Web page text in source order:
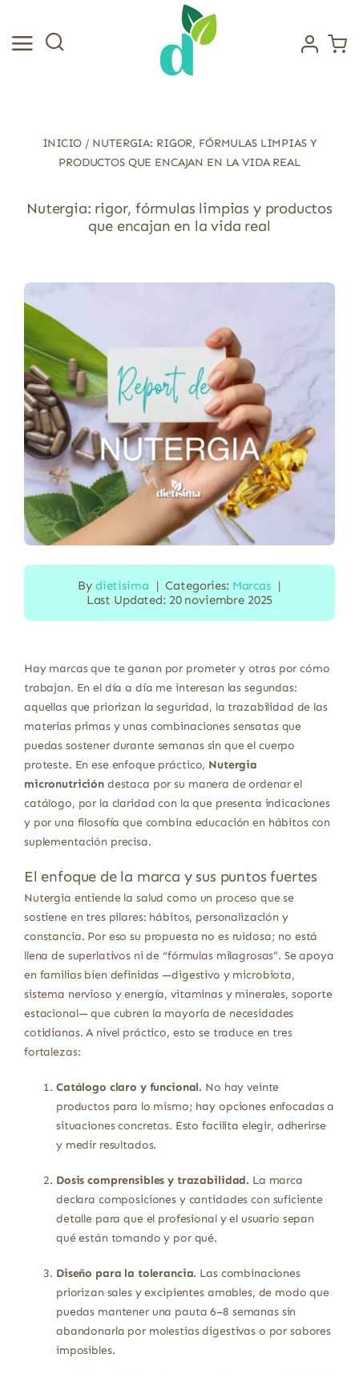
contenido
INICIO/ NUTERGIA: RIGOR, FÓRMULAS LIMPIAS Y
PRODUCTOS QUE ENCAJAN EN LA VIDA REAL
Nutergia: rigor, fórmulas limpias y productos
que encajan en la vida real
By dietisima | Categories: Marcas |
Last Updated: 20 noviembre 2025
Hay marcas que te ganan por prometer y otras por cómo
trabajan. En el día a día me interesan las segundas:
aquellas que priorizan la seguridad, la trazabilidad de las
materias primas y unas combinaciones sensatas que
puedas sostener durante semanas sin que el cuerpo
proteste. En ese enfoque práctico, Nutergia
micronutrición destaca por su manera de ordenar el
catálogo, por la claridad con la que presenta indicaciones
y por una filosofía que combina educación en hábitos con
suplementación precisa.
El enfoque de la marca y sus puntos fuertes
Nutergia entiende la salud como un proceso que se
sostiene en tres pilares: hábitos, personalización y
constancia. Por eso su propuesta no es ruidosa; no está
llena de superlativos ni de “fórmulas milagrosas”. Se apoya
en familias bien definidas —digestivo y microbiota,
sistema nervioso y energía, vitaminas y minerales, soporte
estacional— que cubren la mayoría de necesidades
cotidianas. A nivel práctico, esto se traduce en tres
fortalezas:
Catálogo claro y funcional. No hay veinte
productos para lo mismo; hay opciones enfocadas a
situaciones concretas. Esto facilita elegir, adherirse
y medir resultados.
Dosis comprensibles y trazabilidad. La marca
declara composiciones y cantidades con suficiente
detalle para que el profesional y el usuario sepan
qué están tomando y por qué.
Diseño para la tolerancia. Las combinaciones
priorizan sales y excipientes amables, de modo que
puedas mantener una pauta 6–8 semanas sin
abandonarla por molestias digestivas o por sabores
imposibles.